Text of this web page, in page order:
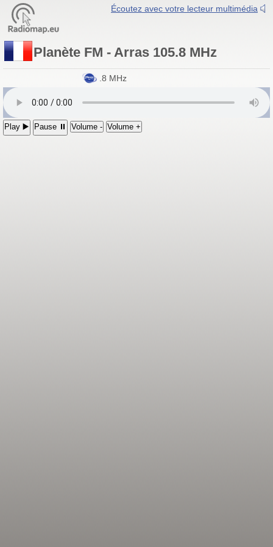
Écoutez avec votre lecteur multimédia
Planète FM - Arras 105.8 MHz
- Arras 105.8 MHz
Play ▶️ Pause ⏸ Volume - Volume +